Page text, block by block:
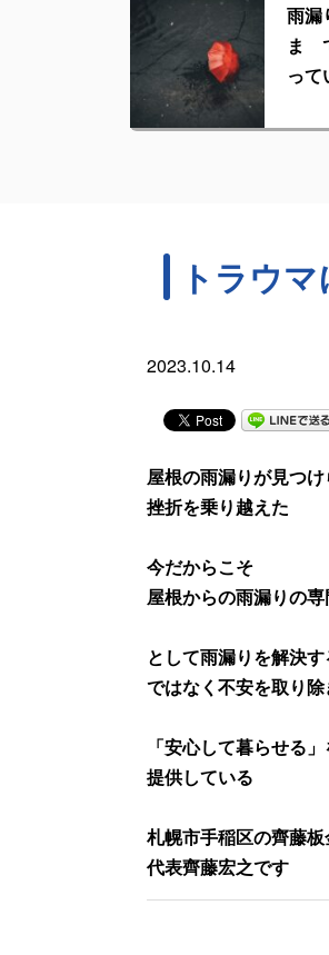
雨漏
ま
って
トラウ
2023.10.14
屋根の雨漏りが見つ
挫折を乗り越えた
今だからこそ
屋根からの雨漏りの
として雨漏りを解決
ではなく不安を取り除
「安心して暮らせる
提供している
札幌市手稲区の齊藤板
代表齊藤宏之です